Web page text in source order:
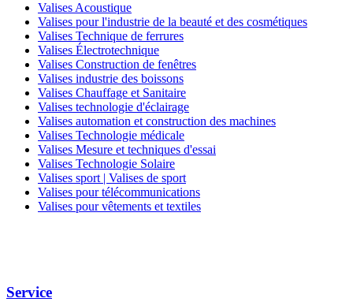
Valises Acoustique
Valises pour l'industrie de la beauté et des cosmétiques
Valises Technique de ferrures
Valises Électrotechnique
Valises Construction de fenêtres
Valises industrie des boissons
Valises Chauffage et Sanitaire
Valises technologie d'éclairage
Valises automation et construction des machines
Valises Technologie médicale
Valises Mesure et techniques d'essai
Valises Technologie Solaire
Valises sport | Valises de sport
Valises pour télécommunications
Valises pour vêtements et textiles
Service